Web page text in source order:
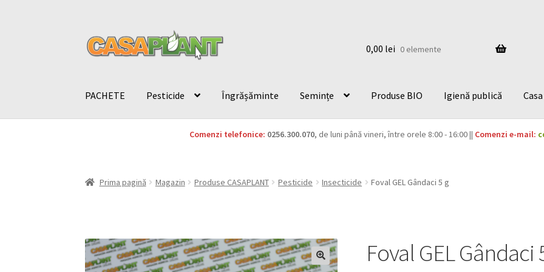
0,00 lei 0 elemente
PACHETE Pesticide Îngrășăminte Semințe Produse BIO Igienă publică
Comenzi telefonice: 0256.300.070, de luni până vineri, între orele 8:00 - 16:00 || Comenzi e-mail:
Prima pagină Magazin Produse CASAPLANT Pesticide Insecticide Foval GEL Gândaci 5 g
Foval GEL Gândaci